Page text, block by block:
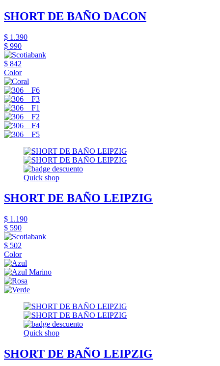
SHORT DE BAÑO DACON
$ 1.390
$ 990
$ 842
Color
Quick shop
SHORT DE BAÑO LEIPZIG
$ 1.190
$ 590
$ 502
Color
Quick shop
SHORT DE BAÑO LEIPZIG